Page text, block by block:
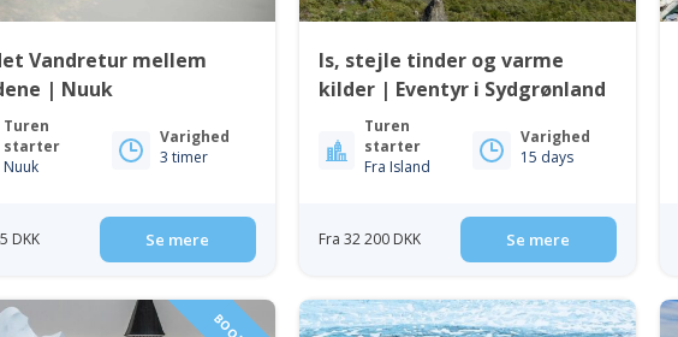
Vandretur mellem
| Nuuk
Turen
starter
Nuuk
Varighed
3 timer
DKK Se mere
Is, stejle tinder og varme
kilder | Eventyr i Sydgrønland
Turen
starter
Fra Island
Varighed
15 days
Fra 32 200 DKK Se mere